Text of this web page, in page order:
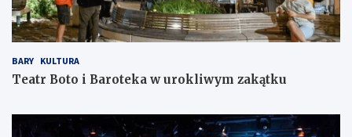
BARY KULTURA
Teatr Boto i Baroteka w urokliwym zakątku